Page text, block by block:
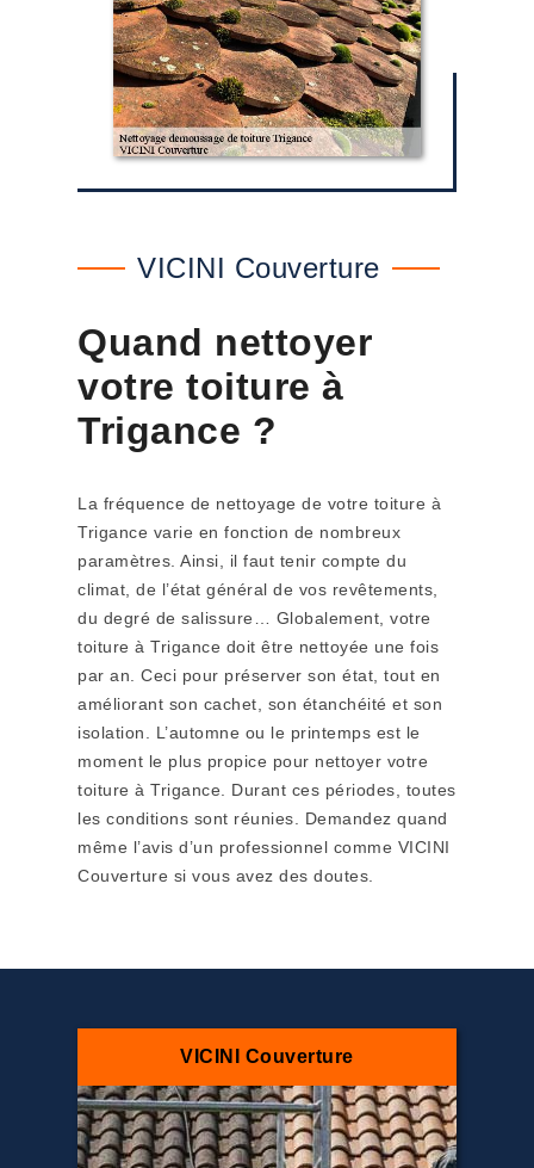
VICINI Couverture
Quand nettoyer
votre toiture à
Trigance ?
La fréquence de nettoyage de votre toiture à
Trigance varie en fonction de nombreux
paramètres. Ainsi, il faut tenir compte du
climat, de l’état général de vos revêtements,
du degré de salissure… Globalement, votre
toiture à Trigance doit être nettoyée une fois
par an. Ceci pour préserver son état, tout en
améliorant son cachet, son étanchéité et son
isolation. L’automne ou le printemps est le
moment le plus propice pour nettoyer votre
toiture à Trigance. Durant ces périodes, toutes
les conditions sont réunies. Demandez quand
même l’avis d’un professionnel comme VICINI
Couverture si vous avez des doutes.
VICINI Couverture